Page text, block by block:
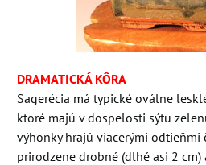
DRAMATICKÁ KÔRA
Sagerécia má typické oválne
ktoré majú v dospelosti sýtu
výhonky hrajú viacerými odtieňmi
prirodzene drobné (dlhé asi 2